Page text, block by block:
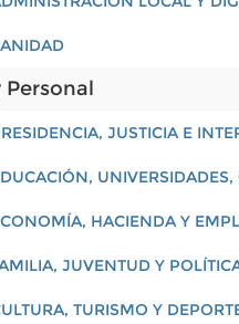
JUSTICIA E
HACIENDA Y
JUVENTUD Y
TURISMO Y